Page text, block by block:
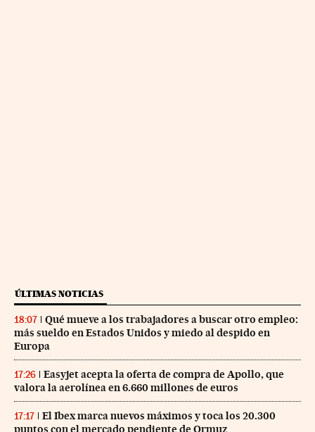
ÚLTIMAS NOTICIAS
18:07
Qué mueve a los trabajadores a buscar otro empleo:
más sueldo en Estados Unidos y miedo al despido en
Europa
17:26
Easyjet acepta la oferta de compra de Apollo, que
valora la aerolínea en 6.660 millones de euros
17:17
El Ibex marca nuevos máximos y toca los 20.300
puntos con el mercado pendiente de Ormuz